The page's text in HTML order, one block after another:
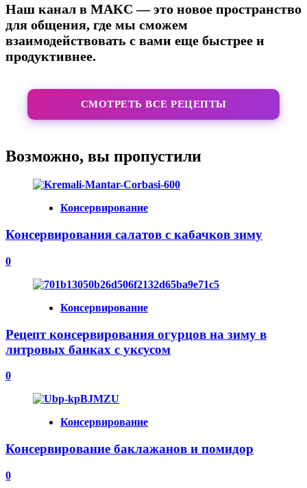
Наш канал в МАКС — это новое пространство
для общения, где мы сможем
взаимодействовать с вами еще быстрее и
продуктивнее.
СМОТРЕТЬ ВСЕ РЕЦЕПТЫ
Возможно, вы пропустили
Консервирование
Консервирования салатов с кабачков зиму
0
Консервирование
Рецепт консервирования огурцов на зиму в
литровых банках с уксусом
0
Консервирование
Консервирование баклажанов и помидор
0